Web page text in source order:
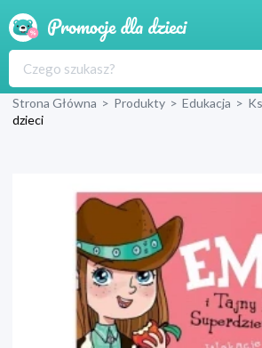
Produkty
Blog
Wyprawka
Strona Główna > Produkty > Edukacja >
dzieci